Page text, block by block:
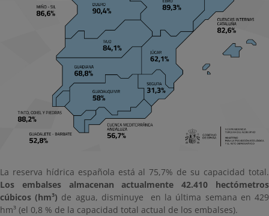
La reserva hídrica española está al 75,7% de su capacidad total.
Los embalses almacenan actualmente 42.410 hectómetros
cúbicos (hm³) de agua, disminuye en la última semana en 429
hm³ (el 0,8 % de la capacidad total actual de los embalses).